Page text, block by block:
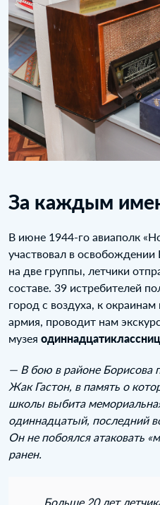
За каждым
В июне 1944‑го авиаполк
участвовал в
на две группы, летчики
составе. 39 истребителей
город с воздуха, к
армия, проводит нам
музея
— В бою в районе Борисова
Жак Гастон, в память о
школы выбита
одиннадцатый, последний
Он не побоялся атаковать
ранен.
Больше 20 лет